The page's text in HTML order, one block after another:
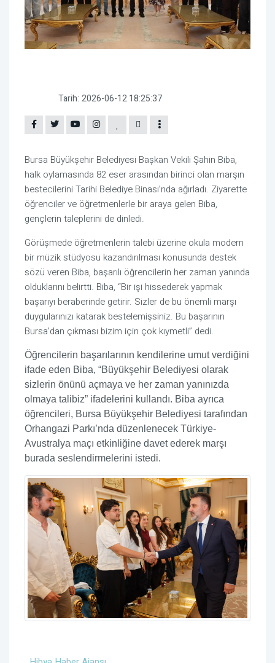
Tarih: 2026-06-12 18:25:37
Bursa Büyükşehir Belediyesi Başkan Vekili Şahin Biba,
halk oylamasında 82 eser arasından birinci olan marşın
bestecilerini Tarihi Belediye Binası’nda ağırladı. Ziyarette
öğrenciler ve öğretmenlerle bir araya gelen Biba,
gençlerin taleplerini de dinledi.
Görüşmede öğretmenlerin talebi üzerine okula modern
bir müzik stüdyosu kazandırılması konusunda destek
sözü veren Biba, başarılı öğrencilerin her zaman yanında
olduklarını belirtti. Biba, “Bir işi hissederek yapmak
başarıyı beraberinde getirir. Sizler de bu önemli marşı
duygularınızı katarak bestelemişsiniz. Bu başarının
Bursa’dan çıkması bizim için çok kıymetli” dedi.
Öğrencilerin başarılarının kendilerine umut verdiğini
ifade eden Biba, “Büyükşehir Belediyesi olarak
sizlerin önünü açmaya ve her zaman yanınızda
olmaya talibiz” ifadelerini kullandı. Biba ayrıca
öğrencileri, Bursa Büyükşehir Belediyesi tarafından
Orhangazi Parkı’nda düzenlenecek Türkiye-
Avustralya maçı etkinliğine davet ederek marşı
burada seslendirmelerini istedi.